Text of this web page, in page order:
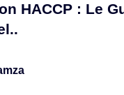
HACCP : Le